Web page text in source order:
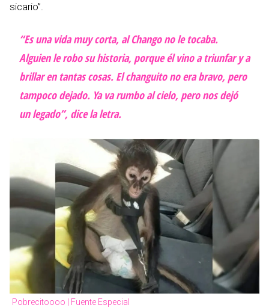
sicario”.
“Es una vida muy corta, al Chango no le tocaba.
Alguien le robo su historia, porque él vino a triunfar y a
brillar en tantas cosas. El changuito no era bravo, pero
tampoco dejado. Ya va rumbo al cielo, pero nos dejó
un legado”, dice la letra.
Pobrecitoooo | Fuente Especial